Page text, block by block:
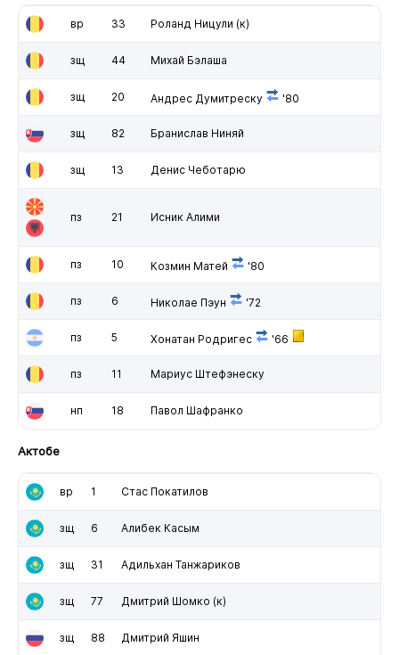
вр 33 Роланд Ницули (к)
зщ 44 Михай Бэлаша
зщ 20 Андрес Думитреску '80
зщ 82 Бранислав Ниняй
зщ 13 Денис Чеботарю
пз 21 Исник Алими
пз 10 Козмин Матей '80
пз 6 Николае Пэун '72
пз 5 Хонатан Родригес '66
пз 11 Мариус Штефэнеску
нп 18 Павол Шафранко
Актобе
вр 1 Стас Покатилов
зщ 6 Алибек Касым
зщ 31 Адильхан Танжариков
зщ 77 Дмитрий Шомко (к)
зщ 88 Дмитрий Яшин